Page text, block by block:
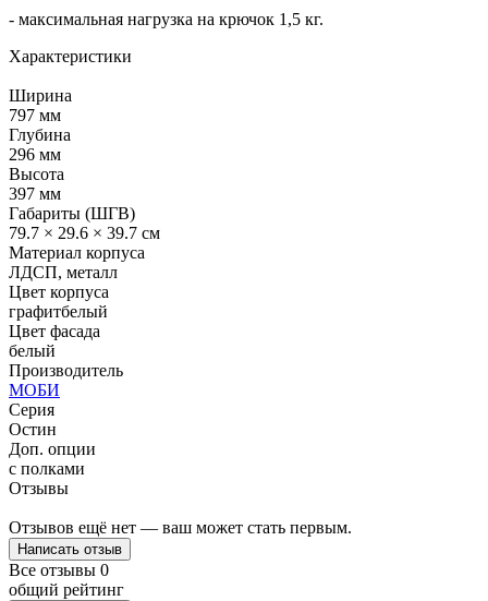
- максимальная нагрузка на крючок 1,5 кг.
Характеристики
Ширина
797 мм
Глубина
296 мм
Высота
397 мм
Габариты (ШГВ)
79.7 × 29.6 × 39.7 см
Материал корпуса
ЛДСП, металл
Цвет корпуса
графитбелый
Цвет фасада
белый
Производитель
МОБИ
Серия
Остин
Доп. опции
с полками
Отзывы
Отзывов ещё нет — ваш может стать первым.
Написать отзыв
Все отзывы 0
общий рейтинг